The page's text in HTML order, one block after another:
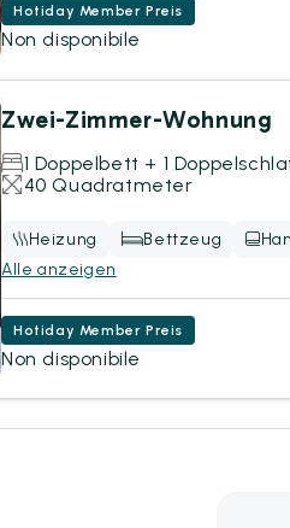
Hotiday Member Preis
Non disponibile
Zwei-Zimmer-Wohnung
1 Doppelbett + 1
40 Quadratmeter
Heizung Bettzeug
Alle anzeigen
Hotiday Member Preis
Non disponibile